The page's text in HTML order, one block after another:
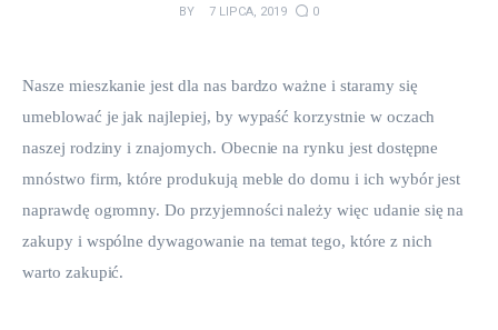
Lifestyle
Porady
Kontakt
BY 7 LIPCA, 2019 0
Nasze mieszkanie jest dla nas bardzo ważne i staramy się
umeblować je jak najlepiej, by wypaść korzystnie w oczach
naszej rodziny i znajomych. Obecnie na rynku jest dostępne
mnóstwo firm, które produkują meble do domu i ich wybór jest
naprawdę ogromny. Do przyjemności należy więc udanie się na
zakupy i wspólne dywagowanie na temat tego, które z nich
warto zakupić.